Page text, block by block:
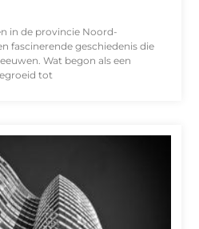
in de provincie Noord-
fascinerende geschiedenis die
Wat begon als een
tot